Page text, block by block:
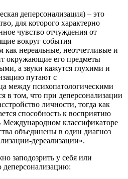
деперсонализация) – это
для которого характерно
чувство отчуждения от
вокруг события
как нереальные, неотчетливые и
окружающие его предметы
а звуки кажутся глухими и
путают с
между психопатологическими
в том, что при деперсонализации
личности, тогда как
способность к восприятию
классификаторе
объединены в один диагноз
дереализации».
заподозрить у себя или
деперсонализацию: